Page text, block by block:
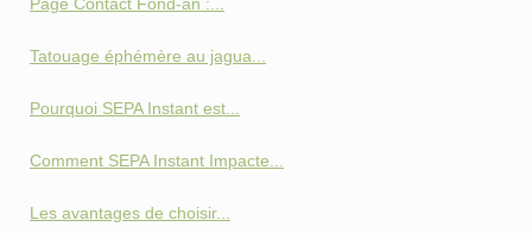
Page Contact Fond‑an :...
Tatouage éphémère au jagua...
Pourquoi SEPA Instant est...
Comment SEPA Instant Impacte...
Les avantages de choisir...